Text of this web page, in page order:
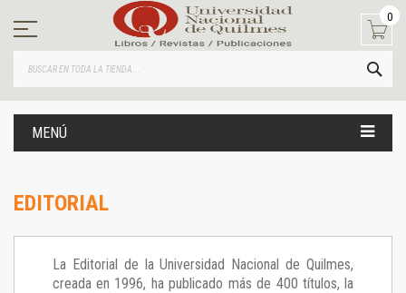
contenido
0
MENÚ
EDITORIAL
La Editorial de la Universidad Nacional de Quilmes,
creada en 1996, ha publicado más de 400 títulos, la